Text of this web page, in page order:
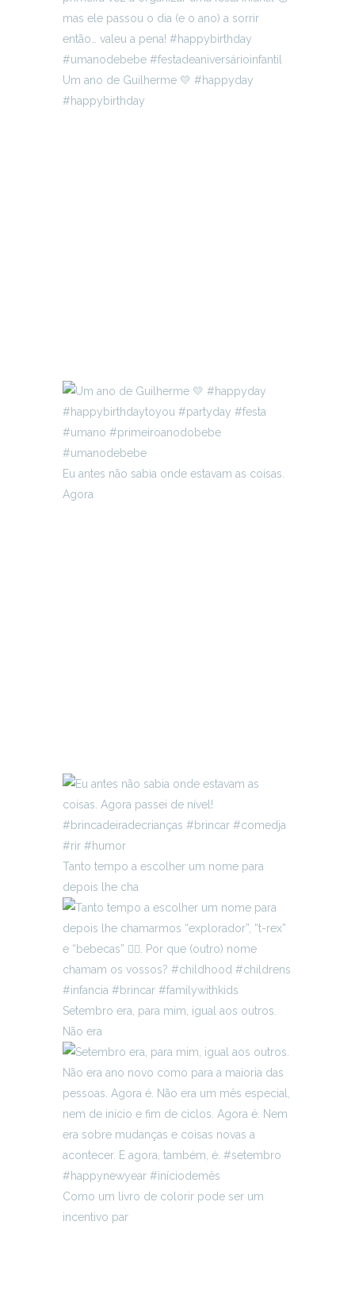
Um ano de Guilherme 💛 #happyday
#happybirthday
Eu antes não sabia onde estavam as coisas.
Agora
Tanto tempo a escolher um nome para
depois lhe cha
Setembro era, para mim, igual aos outros.
Não era
Como um livro de colorir pode ser um
incentivo par